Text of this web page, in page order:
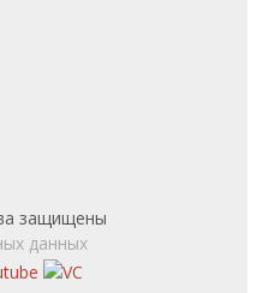
защищены
данных